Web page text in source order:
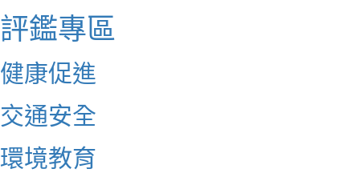
評鑑專區
健康促進
交通安全
環境教育